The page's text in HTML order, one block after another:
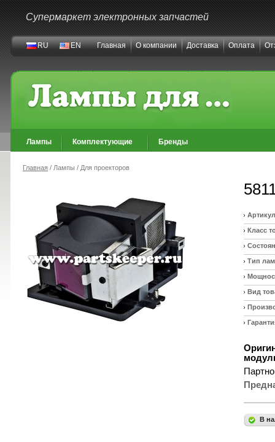
Супермаркет электронных запчастей
RU EN Главная О компании Доставка Оплата
Лампы Комплектующие Бренды
Главная / Лампы / Для проекторов
Класс
Тип
Вид
В